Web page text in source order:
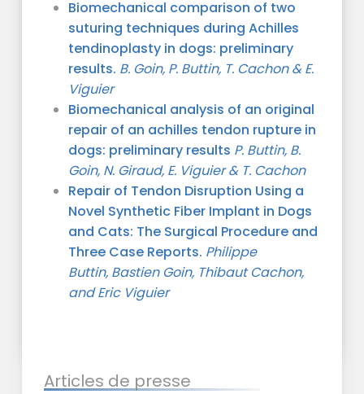
Biomechanical comparison of two
suturing techniques during Achilles
tendinoplasty in dogs: preliminary
results. B. Goin, P. Buttin, T. Cachon & E.
Viguier
Biomechanical analysis of an original
repair of an achilles tendon rupture in
dogs: preliminary results P. Buttin, B.
Goin, N. Giraud, E. Viguier & T. Cachon
Repair of Tendon Disruption Using a
Novel Synthetic Fiber Implant in Dogs
and Cats: The Surgical Procedure and
Three Case Reports. Philippe
Buttin, Bastien Goin, Thibaut Cachon,
andEric Viguier
Articles de presse